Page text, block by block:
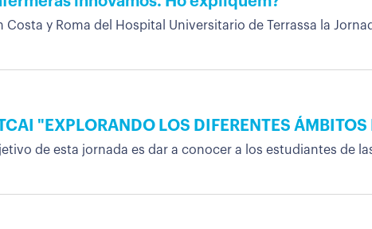
y Roma del Hospital Universitario de Terrassa la
"EXPLORANDO LOS DIFERENTES
de esta jornada es dar a conocer a los estudiantes de